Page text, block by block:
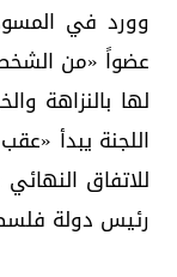
عضواً «من
لها بالنزاهة
اللجنة يبدأ
للاتفاق
رئيس دولة